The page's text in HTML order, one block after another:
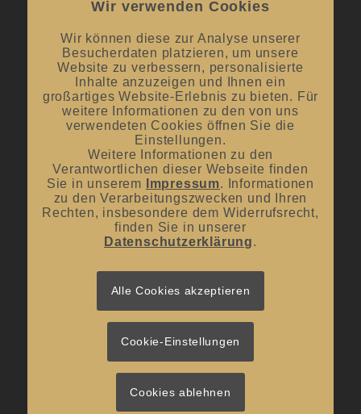
Mai bis September:12:00 Uhr – 20:00 Uhr / ab 18.00 Uhr
offene Verkostungen
Oktober bis April:12.00 Uhr – 18.00 Uhr
Mittwoch und Samstag
von 10:00 Uhr – 14:00 Uhr
UNSER BLOG
#donnerstagsprickelts – Lust auf eine Geschmacksexplosion?
#donnerstagsprickelts – Start ins Frühjahr
20. April 2026 - 14:36
Wir verwenden Cookies
Wir können diese zur Analyse unserer
Besucherdaten platzieren, um unsere
Website zu verbessern, personalisierte
Inhalte anzuzeigen und Ihnen ein
großartiges Website-Erlebnis zu bieten. Für
weitere Informationen zu den von uns
verwendeten Cookies öffnen Sie die
Einstellungen.
Weitere Informationen zu den
Verantwortlichen dieser Webseite finden
Sie in unserem
Impressum. Informationen
zu den Verarbeitungszwecken und Ihren
Rechten, insbesondere dem Widerrufsrecht,
finden Sie in unserer
Datenschutzerklärung.
Alle Cookies akzeptieren
Cookie-Einstellungen
Cookies ablehnen